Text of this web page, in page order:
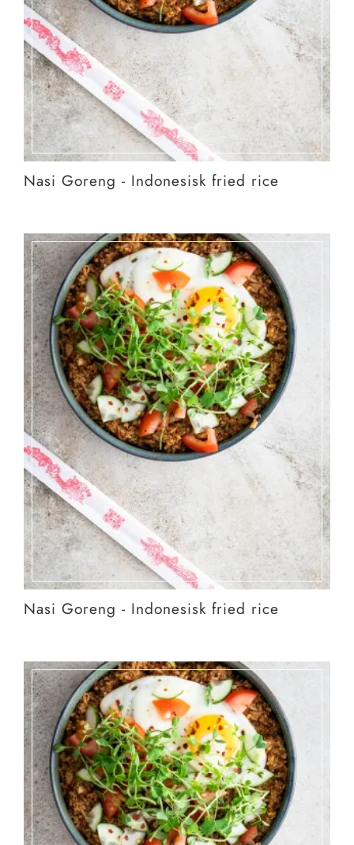
Nasi Goreng - Indonesisk fried rice
Nasi Goreng - Indonesisk fried rice